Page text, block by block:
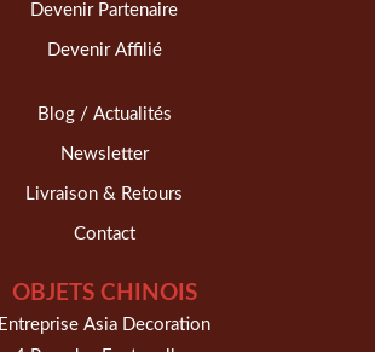
Devenir Partenaire
Devenir Affilié
Blog / Actualités
Newsletter
Livraison & Retours
Contact
OBJETS CHINOIS
Entreprise Asia Decoration